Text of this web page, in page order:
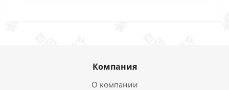
Компания
О компании